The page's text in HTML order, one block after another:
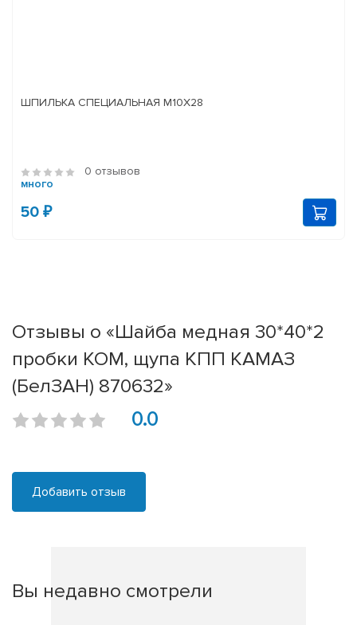
ШПИЛЬКА СПЕЦИАЛЬНАЯ М10Х28
0 отзывов
много
50 ₽
Отзывы о «Шайба медная 30*40*2
пробки КОМ, щупа КПП КАМАЗ
(БелЗАН) 870632»
0.0
Добавить отзыв
Вы недавно смотрели